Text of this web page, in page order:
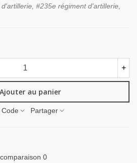
#235e régiment d'artillerie,
+
Ajouter au panier
Partager
0